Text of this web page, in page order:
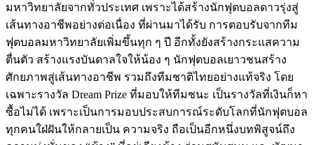
มหาวิทยาลัยจากทั่วประเทศ เพราะได้สร้างนักฟุตบอลดาวรุ่งสู่
เส้นทางอาชีพอย่างต่อเนื่อง ที่ผ่านมาได้รับ การตอบรับจากทีม
ฟุตบอลมหาวิทยาลัยเพิ่มขึ้นทุก ๆ ปี อีกทั้งยังสร้างกระแสความ
ตื่นตัว สร้างแรงบันดาลใจให้น้อง ๆ นักฟุตบอลเยาวชนสร้าง
ศักยภาพสู่เส้นทางอาชีพ รวมถึงทีมชาติไทยอย่างแท้จริง โดย
เฉพาะรางวัล Dream Prize ที่มอบให้ทีมชนะ เป็นรางวัลที่เงินก็หา
ซื้อไม่ได้ เพราะเป็นการมอบประสบการณ์ระดับโลกที่นักฟุตบอล
ทุกคนใฝ่ฝันให้กลายเป็น ความจริง ถือเป็นอีกหนึ่งบทพิสูจน์ถึง